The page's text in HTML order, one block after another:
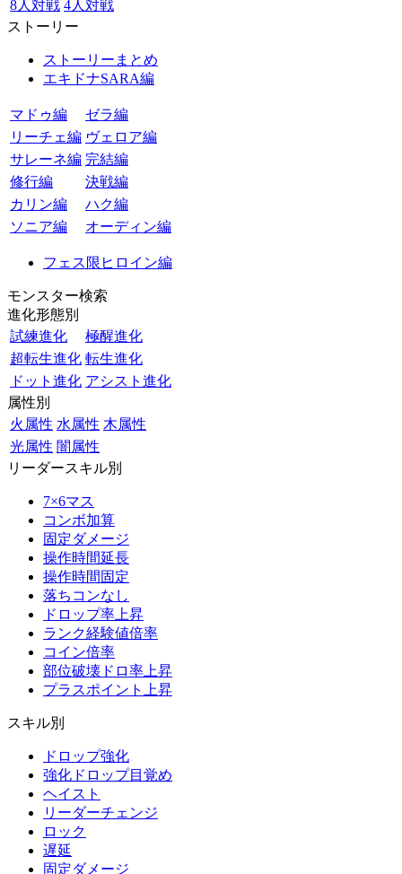
8人対戦 4人対戦
ストーリー
ストーリーまとめ
エキドナSARA編
マドゥ編
ゼラ編
リーチェ編 ヴェロア編
サレーネ編 完結編
修行編
決戦編
カリン編
ハク編
ソニア編
オーディン編
フェス限ヒロイン編
モンスター検索
進化形態別
試練進化
極醒進化
超転生進化 転生進化
ドット進化 アシスト進化
属性別
火属性 水属性 木属性
光属性 闇属性
リーダースキル別
7×6マス
コンボ加算
固定ダメージ
操作時間延長
操作時間固定
落ちコンなし
ドロップ率上昇
ランク経験値倍率
コイン倍率
部位破壊ドロ率上昇
プラスポイント上昇
スキル別
ドロップ強化
強化ドロップ目覚め
ヘイスト
リーダーチェンジ
ロック
遅延
固定ダメージ